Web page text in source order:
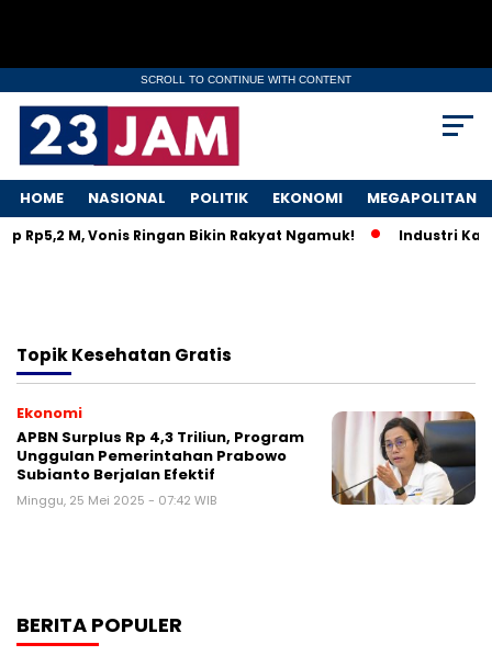
SCROLL TO CONTINUE WITH CONTENT
HOME NASIONAL POLITIK EKONOMI MEGAPOLITAN
Rp5,2 M, Vonis Ringan Bikin Rakyat Ngamuk! Industri
TopikKesehatan Gratis
Ekonomi
APBN Surplus Rp 4,3 Triliun, Program
Unggulan Pemerintahan Prabowo
Subianto Berjalan Efektif
Minggu, 25 Mei 2025 - 07:42 WIB
BERITA POPULER